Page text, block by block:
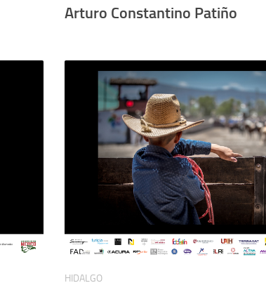
Arturo Constantino Patiño
HIDALGO